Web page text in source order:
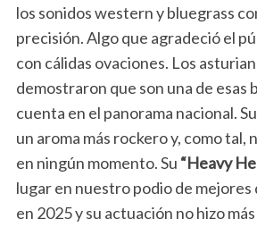
los sonidos western y bluegrass
precisión. Algo que agradeció el
con cálidas ovaciones. Los
demostraron que son una de esas
cuenta en el panorama nacional.
un aroma más rockero y, como tal,
en ningún momento. Su “Heavy
lugar en nuestro podio de mejores
en 2025 y su actuación no hizo